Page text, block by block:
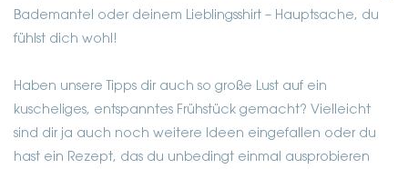
Bademantel oder deinem Lieblingsshirt – Hauptsache, du
fühlst dich wohl!
Haben unsere Tipps dir auch so große Lust auf ein
kuscheliges, entspanntes Frühstück gemacht? Vielleicht
sind dir ja auch noch weitere Ideen eingefallen oder du
hast ein Rezept, das du unbedingt einmal ausprobieren